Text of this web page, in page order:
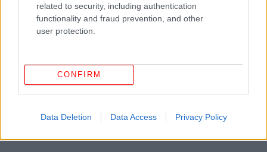
related to security, including authentication
functionality and fraud prevention, and other
user protection.
CONFIRM
Data Deletion Data Access Privacy Policy
Δείτε όλες τις τελευταίεςΕιδήσειςαπό την Ελλάδα και τον Κόσμο,